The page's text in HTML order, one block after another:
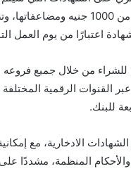
ديسمبر 2025، وتبدأ فئات
اعتبارًا من يوم العمل
الادخارية، مع
المنظمة، مشددًا